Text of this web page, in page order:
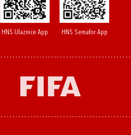
HNS Ulaznice App HNS Semafor App